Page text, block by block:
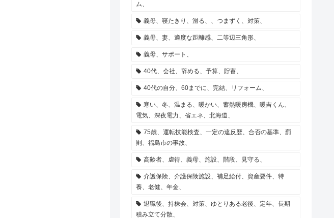
ム、
義母、寝たきり、滑る、、つまずく、対策、
義母、妻、適度な距離感、二等辺三角形、
義母、サポート、
40代、会社、辞める、予算、貯蓄、
40代の自分、60までに、完結、リフォーム、
寒い、冬、温まる、暖かい、蓄熱暖房機、暖吉くん、
電気、深夜電力、省エネ、北海道、
75歳、運転技能検査、一定の違反歴、合否の基準、罰
則、福島市の事故、
高齢者、虐待、義母、施設、階段、見守る、
介護保険、介護保険施設、補足給付、資産要件、特
養、老健、年金、
退職後、持株会、対策、ゆとりある老後、定年、長期
積み立て分散、